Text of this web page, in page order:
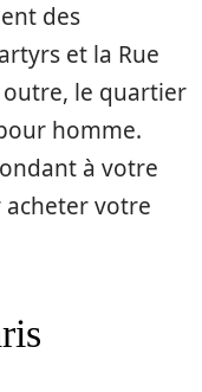
des
et la Rue
outre, le quartier
homme.
à votre
votre